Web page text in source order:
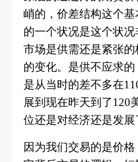
峭的，价差结构这个
的一个状况是这个状
市场是供需还是紧张
的变化。是供不应求
是从当时的差不多在
展到现在昨天到了120
位还是对经济还是发展
因为我们交易的是价